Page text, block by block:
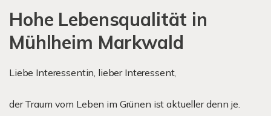
Hohe Lebensqualität in
Mühlheim Markwald
Liebe Interessentin, lieber Interessent,
der Traum vom Leben im Grünen ist aktueller denn je.